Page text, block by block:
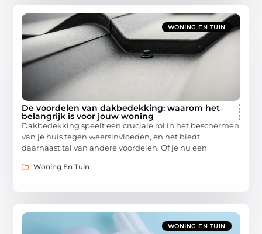
WONING EN TUIN
De voordelen van dakbedekking: waarom het
belangrijk is voor jouw woning
Dakbedekking speelt een cruciale rol in het beschermen
van je huis tegen weersinvloeden, en het biedt
daarnaast tal van andere voordelen. Of je nu een
Woning En Tuin
WONING EN TUIN